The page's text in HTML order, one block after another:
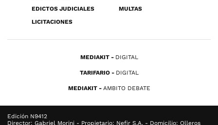
EDICTOS JUDICIALES
MULTAS
LICITACIONES
MEDIAKIT DIGITAL
TARIFARIO DIGITAL
MEDIAKIT AMBITO DEBATE
Edición N9412
Director: Gabriel Morini - Propietario: Nefir S.A. - Domicilio: Olleros